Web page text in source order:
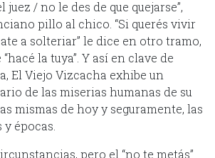
juez / no le des de que quejarse”,
pillo al chico. “Si querés vivir
a solteriar” le dice en otro tramo,
la tuya”. Y así en clave de
El Viejo Vizcacha exhibe un
de las miserias humanas de su
mismas de hoy y seguramente, las
épocas.
pero el “no te metás”